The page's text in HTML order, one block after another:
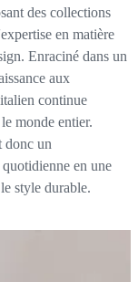
des collections
en matière
Enraciné dans un
aux
continue
monde entier.
donc un
en une
style durable.